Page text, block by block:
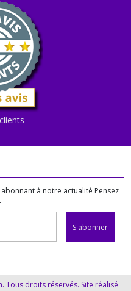
à notre actualité Pensez
S'abonner
Tous droits réservés. Site réalisé